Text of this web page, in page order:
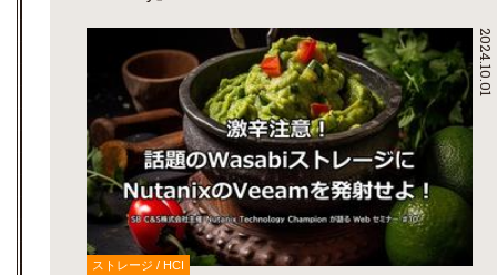
2024.10.01
ストレージ / HCI